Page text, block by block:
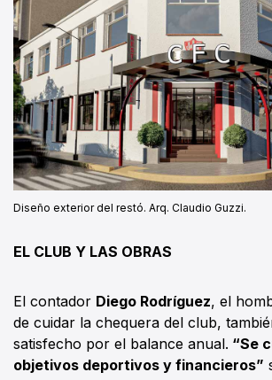
Diseño exterior del restó. Arq. Claudio Guzzi.
EL CLUB Y LAS OBRAS
El contador Diego Rodríguez, el
de cuidar la chequera del club,
satisfecho por el balance anual. “Se
objetivos deportivos y financieros”